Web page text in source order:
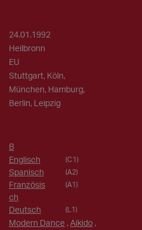
24.01.1992
Heilbronn
EU
Stuttgart, Köln,
München, Hamburg,
Berlin, Leipzig
B
Englisch (C1)
Spanisch (A2)
Französis
ch
(A1)
Deutsch (L1)
Modern Dance,Aikido,